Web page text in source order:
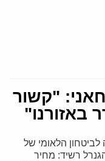
"קשור
באזורנו"
הלאומי של
רשיד: מחיר